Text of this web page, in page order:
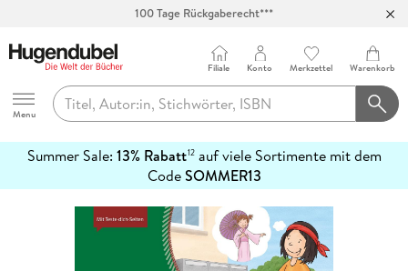
100 Tage Rückgaberecht***
Hugendubel
Menu
Filiale Konto Merkzettel Warenkorb
Summer Sale: 13% Rabatt12auf viele Sortimente mit dem
CodeSOMMER13
erfahren